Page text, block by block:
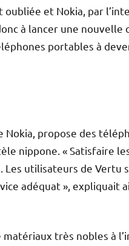
et Nokia, par
à lancer une
portables à
Nokia, propose des
nippone. « Satisfaire
Les utilisateurs de
adéquat »,
très nobles à